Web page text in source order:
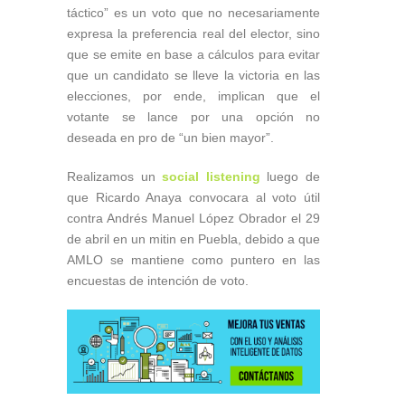
táctico” es un voto que no necesariamente
expresa la preferencia real del elector, sino
que se emite en base a cálculos para evitar
que un candidato se lleve la victoria en las
elecciones, por ende, implican que el
votante se lance por una opción no
deseada en pro de “un bien mayor”.
Realizamos un social listening luego de
que Ricardo Anaya convocara al voto útil
contra Andrés Manuel López Obrador el 29
de abril en un mitin en Puebla, debido a que
AMLO se mantiene como puntero en las
encuestas de intención de voto.